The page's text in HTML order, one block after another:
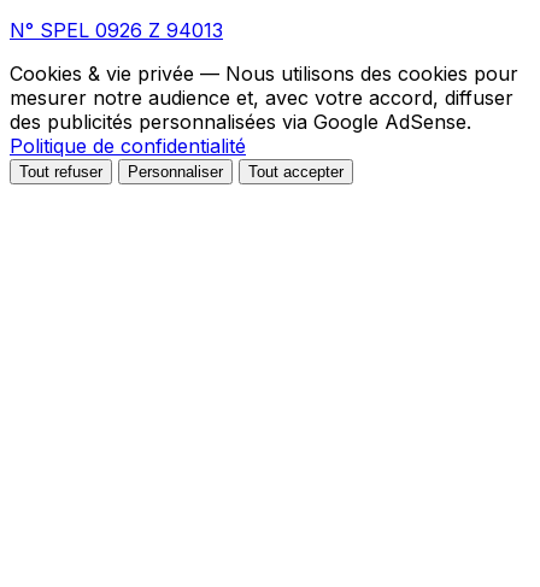
N° SPEL 0926 Z 94013
Cookies & vie privée — Nous utilisons des cookies pour
mesurer notre audience et, avec votre accord, diffuser
des publicités personnalisées via Google AdSense.
Politique de confidentialité
Tout refuser Personnaliser Tout accepter